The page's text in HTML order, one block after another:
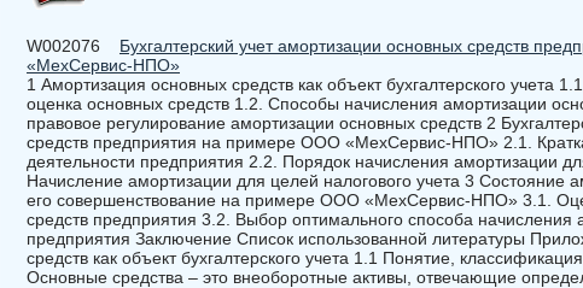
W002076 Бухгалтерский учет амортизации основных средств
«МехСервис-НПО»
1 Амортизация основных средств как объект бухгалтерского учета
оценка основных средств 1.2. Способы начисления амортизации
правовое регулирование амортизации основных средств 2
средств предприятия на примере ООО «МехСервис-НПО» 2.1.
деятельности предприятия 2.2. Порядок начисления амортизации
Начисление амортизации для целей налогового учета 3 Состояние
его совершенствование на примере ООО «МехСервис-НПО» 3.1.
средств предприятия 3.2. Выбор оптимального способа начисления
предприятия Заключение Список использованной литературы
средств как объект бухгалтерского учета 1.1 Понятие,
Основные средства – это внеоборотные активы, отвечающие